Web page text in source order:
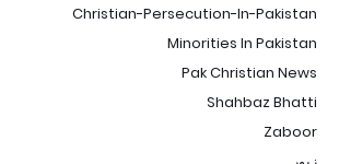
Christian-Persecution-In-Pakistan
Minorities In Pakistan
Pak Christian News
Shahbaz Bhatti
Zaboor